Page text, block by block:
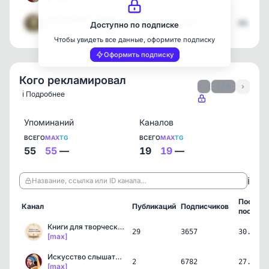
2
Доступно по подписке
Чтобы увидеть все данные, оформите подписку
Оформить подписку
Кого рекламировал
ℹ️ Подробнее
›
Упоминаний
ВСЕГО
55
MAX
55
TG
—
Каналов
ВСЕГО
19
MAX
19
TG
—
Название, ссылка или ID канала… ℹ️
Канал Публикаций Подписчиков
пост
Книги для творческих
[max]
29 3657
Искусство слышать | Карт…
[max]
2 6782